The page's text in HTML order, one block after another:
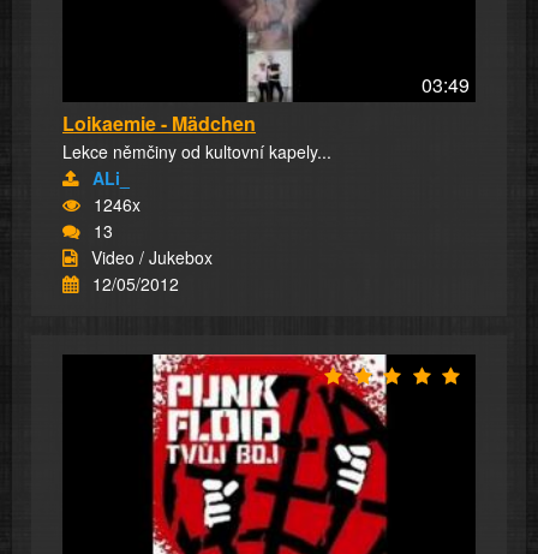
03:49
Loikaemie - Mädchen
Lekce němčiny od kultovní kapely...
ALi_
1246x
13
Video / Jukebox
12/05/2012